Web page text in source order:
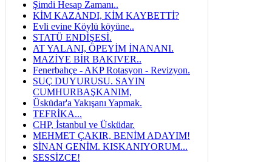
Şimdi Hesap Zamanı..
KİM KAZANDI, KİM KAYBETTİ?
Evli evine Köylü köyüne..
STATÜ ENDİŞESİ.
AT YALANI, ÖPEYİM İNANANI.
MAZİYE BİR BAKIVER..
Fenerbahçe - AKP Rotasyon - Revizyon.
SUÇ DUYURUSU. SAYIN
CUMHURBAŞKANIM,
Üsküdar'a Yakışanı Yapmak.
TEFRİKA...
CHP, İstanbul ve Üsküdar.
MEHMET ÇAKIR, BENİM ADAYIM!
SİNAN GENİM. KISKANIYORUM...
SESSİZCE!